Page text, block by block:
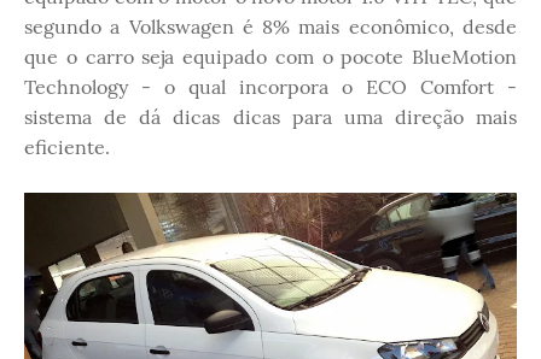
segundo a Volkswagen é 8% mais econômico, desde
que o carro seja equipado com o pocote BlueMotion
Technology - o qual incorpora o ECO Comfort -
sistema de dá dicas dicas para uma direção mais
eficiente.